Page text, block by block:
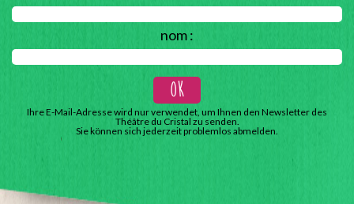
nom :
Ihre E-Mail-Adresse wird nur verwendet, um Ihnen den Newsletter des
Théâtre du Cristal zu senden.
Sie können sich jederzeit problemlos abmelden.